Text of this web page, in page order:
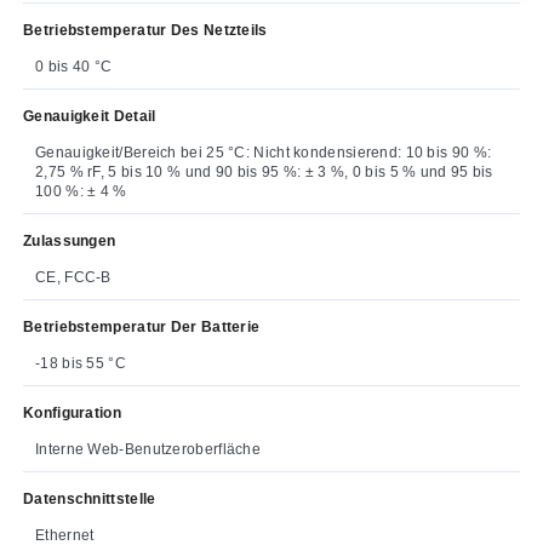
Betriebstemperatur Des Netzteils
0 bis 40 °C
Genauigkeit Detail
Genauigkeit/Bereich bei 25 °C: Nicht kondensierend: 10 bis 90 %:
2,75 % rF, 5 bis 10 % und 90 bis 95 %: ± 3 %, 0 bis 5 % und 95 bis
100 %: ± 4 %
Zulassungen
CE, FCC-B
Betriebstemperatur Der Batterie
-18 bis 55 °C
Konfiguration
Interne Web-Benutzeroberfläche
Datenschnittstelle
Ethernet